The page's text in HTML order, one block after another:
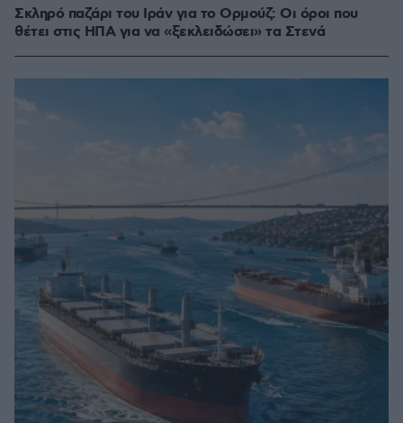
Σκληρό παζάρι του Ιράν για το Ορμούζ: Οι όροι που
θέτει στις ΗΠΑ για να «ξεκλειδώσει» τα Στενά